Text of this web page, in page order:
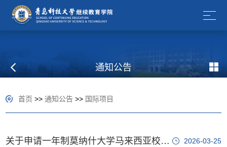
通知公告
首页 >>通知公告 >> 国际项目
关于申请一年制莫纳什大学马来西亚校区工科硕士项目的通知 2026-03-25